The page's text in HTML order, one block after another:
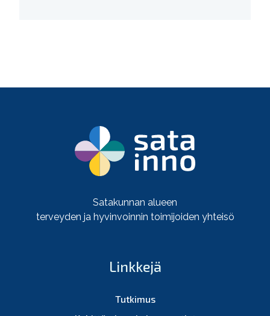
Satakunnan alueen
terveyden ja hyvinvoinnin toimijoiden yhteisö
Linkkejä
Tutkimus